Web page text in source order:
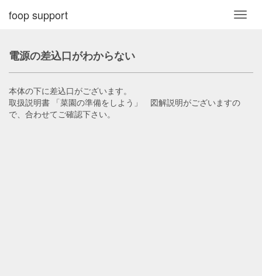
foop support
電源の差込口がわからない
本体の下に差込口がございます。
取扱説明書 「菜園の準備をしよう」 図解説明がございますの
で、合わせてご確認下さい。